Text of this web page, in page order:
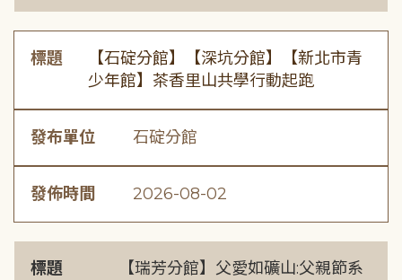
標題
【石碇分館】【深坑分館】【新北市青
少年館】茶香里山共學行動起跑
發布單位 石碇分館
發佈時間 2026-08-02
標題
【瑞芳分館】父愛如礦山:父親節系